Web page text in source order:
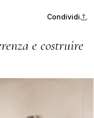
Condividi
e costruire